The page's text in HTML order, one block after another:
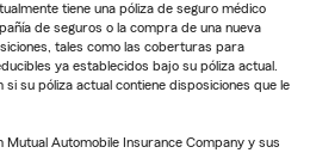
tiene una póliza de seguro médico
de seguros o la compra de una nueva
tales como las coberturas para
ya establecidos bajo su póliza actual.
si su póliza actual contiene disposiciones que le
Mutual Automobile Insurance Company y sus